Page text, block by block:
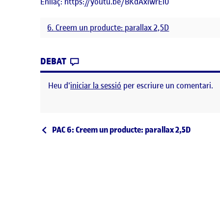
6. Creem un producte: parallax 2,5D
DEBAT
Heu d'iniciar la sessió per escriure un comentari.
Navegació d'entrades
Entrada anterior
PAC 6: Creem un producte: parallax 2,5D